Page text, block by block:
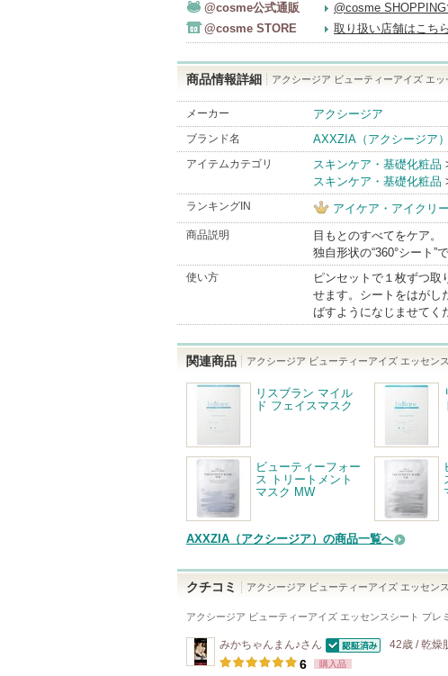
@cosme公式通販
@cosme SHOPPING
@cosme STORE 取り扱い店舗はこちら
商品情報詳細 アクシージア ビューティーアイズ エ
メーカー アクシージア
ブランド名
AXXZIA（アクシージア）
アイテムカテゴリ スキンケア・基礎化粧品
スキンケア・基礎化粧品
ランキングIN アイケア・アイクリ
商品説明
目もとのすべてをケア。
独自形状の“360°シート”
使い方
ピンセットで１枚ずつ取
せます。シートをはがし
ばすようになじませてく
関連商品 アクシージア ビューティーアイズ エッセン
リスブラン マイル
ド フェイスマスク
ビューティーフォー
ス トリートメント
マスク MW
AXXZIA（アクシージア）の商品一覧へ
クチコミ アクシージア ビューティーアイズ エッセン
アクシージア ビューティーアイズ エッセンスシート プレ
みかちゃんまん♪さん
認証済
42歳 / 乾燥
6 購入品